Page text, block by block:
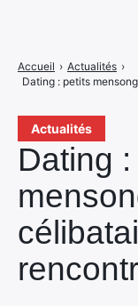
Actualités
Dating
Accueil › Actualités ›
Dating : petits